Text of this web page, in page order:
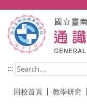
:::
回校首頁 教學研究